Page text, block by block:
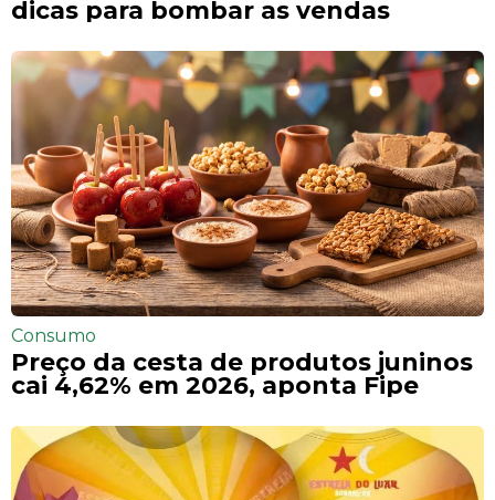
dicas para bombar as vendas
Consumo
Preço da cesta de produtos juninos
cai 4,62% em 2026, aponta Fipe